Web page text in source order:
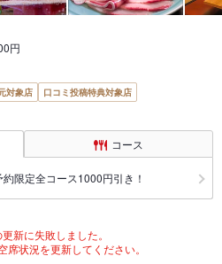
円
対象店
口コミ投稿特典対象店
コース
限定全コース1000円引き！
新に失敗しました。
席状況を更新してください。